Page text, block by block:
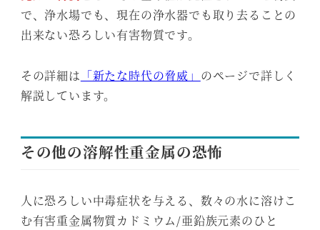
で、浄水場でも、現在の浄水器でも取り去ることの
出来ない恐ろしい有害物質です。
その詳細は 「新たな時代の脅威」 のページで詳しく
解説しています。
その他の溶解性重金属の恐怖
人に恐ろしい中毒症状を与える、数々の水に溶けこ
む有害重金属物質カドミウム/亜鉛族元素のひと